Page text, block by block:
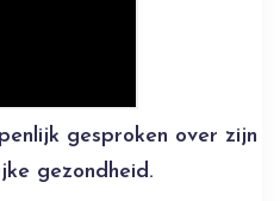
gesproken over zijn
gezondheid.